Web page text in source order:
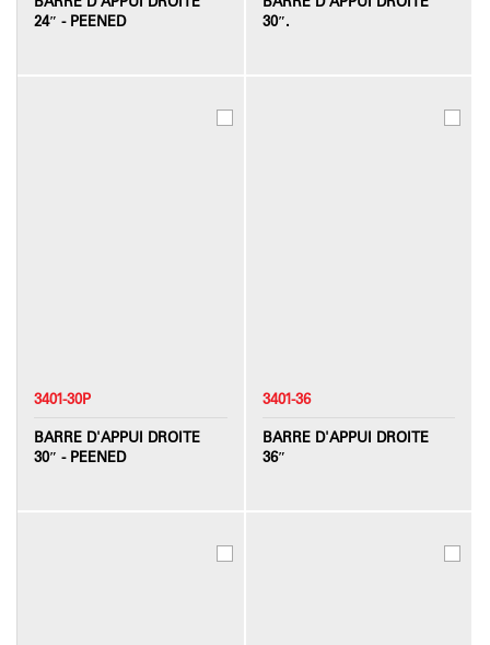
24″ - PEENED
30″.
3401-30P
BARRE D'APPUI DROITE
30″ - PEENED
3401-36
BARRE D'APPUI DROITE
36″